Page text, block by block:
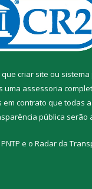
que criar site ou
uma assessoria
em contrato que todas
pública serão
PNTP e o Radar da